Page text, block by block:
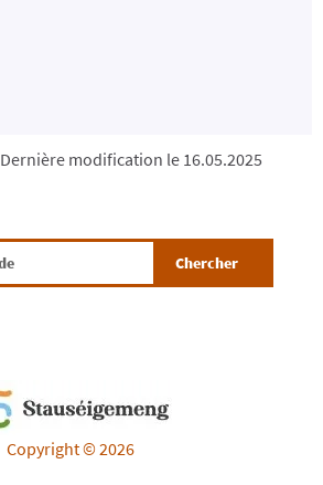
Dernière modification le 16.05.2025
Copyright © 2026